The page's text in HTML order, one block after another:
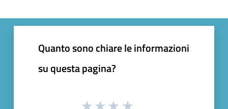
Quanto sono chiare le informazioni
su questa pagina?